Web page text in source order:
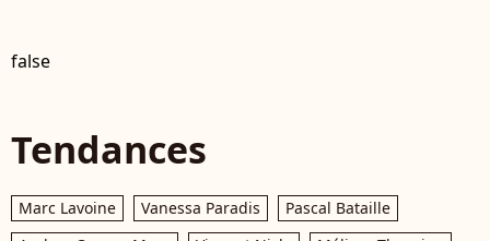
false
Tendances
Marc Lavoine Vanessa Paradis
Pascal Bataille